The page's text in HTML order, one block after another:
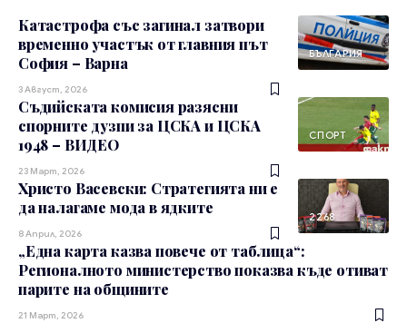
БЪЛГАРИЯ
Катастрофа със загинал затвори
временно участък от главния път
София – Варна
3 Август, 2026
СПОРТ
Съдийската комисия разясни
спорните дузпи за ЦСКА и ЦСКА
1948 – ВИДЕО
23 Март, 2026
2268
Христо Васевски: Стратегията ни е
да налагаме мода в ядките
8 Април, 2026
„Една карта казва повече от таблица“:
Регионалното министерство показва къде отиват
парите на общините
21 Март, 2026